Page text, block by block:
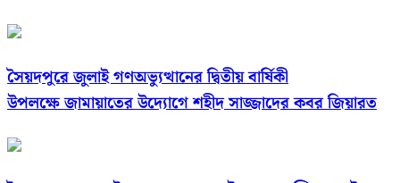
সৈয়দপুরে জুলাই গণঅভ্যুত্থানের দ্বিতীয় বার্ষিকী
উপলক্ষে জামায়াতের উদ্যোগে শহীদ সাজ্জাদের কবর জিয়ারত